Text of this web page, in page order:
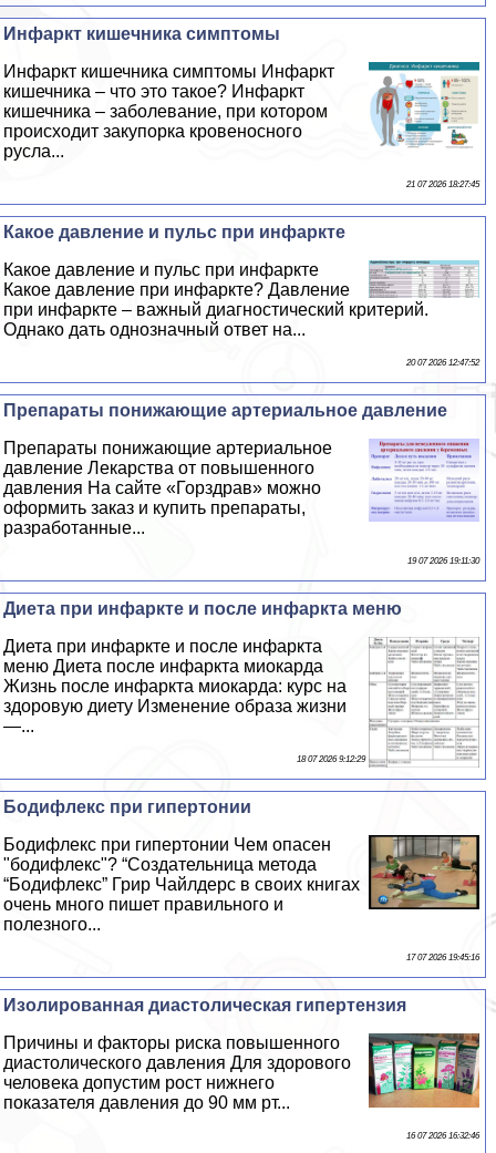
Инфаркт кишечника симптомы
Инфаркт кишечника симптомы Инфаркт
кишечника – что это такое? Инфаркт
кишечника – заболевание, при котором
происходит закупорка кровеносного
русла...
21 07 2026 18:27:45
Какое давление и пульс при инфаркте
Какое давление и пульс при инфаркте
Какое давление при инфаркте? Давление
при инфаркте – важный диагностический критерий.
Однако дать однозначный ответ на...
20 07 2026 12:47:52
Препараты понижающие артериальное давление
Препараты понижающие артериальное
давление Лекарства от повышенного
давления На сайте «Горздрав» можно
оформить заказ и купить препараты,
разработанные...
19 07 2026 19:11:30
Диета при инфаркте и после инфаркта меню
Диета при инфаркте и после инфаркта
меню Диета после инфаркта миокарда
Жизнь после инфаркта миокарда: курс на
здоровую диету Изменение образа жизни
—...
18 07 2026 9:12:29
Бодифлекс при гипертонии
Бодифлекс при гипертонии Чем опасен
"бодифлекс"? “Создательница метода
“Бодифлекс” Грир Чайлдерс в своих книгах
очень много пишет правильного и
полезного...
17 07 2026 19:45:16
Изолированная диастолическая гипертензия
Причины и факторы риска повышенного
диастолического давления Для здорового
человека допустим рост нижнего
показателя давления до 90 мм рт...
16 07 2026 16:32:46